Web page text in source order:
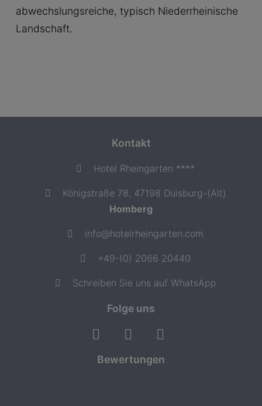
abwechslungsreiche, typisch Niederrheinische
Landschaft.
Kontakt
Hotel Rheingarten ****
Königstraße 78, 47198 Duisburg-(Alt)
Homberg
info@hotelrheingarten.com
+49-(0) 2066 20440
Schreiben Sie uns auf WhatsApp
Folge uns
Bewertungen